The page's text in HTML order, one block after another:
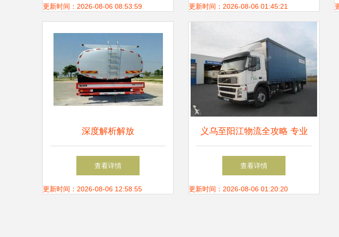
配送服务
更新时间：2026-08-06 08:53:59 更新时间：2026-08-06 01:45:21
深度解析解放
CA5310GPGP1K2L6T10E5A80
普通液体运输车 价格、配
查看详情
更新时间：2026-08-06 12:58:55
义乌至阳江物流全攻略 专业
包车运输与运输代理服务详解
查看详情
更新时间：2026-08-06 01:20:20